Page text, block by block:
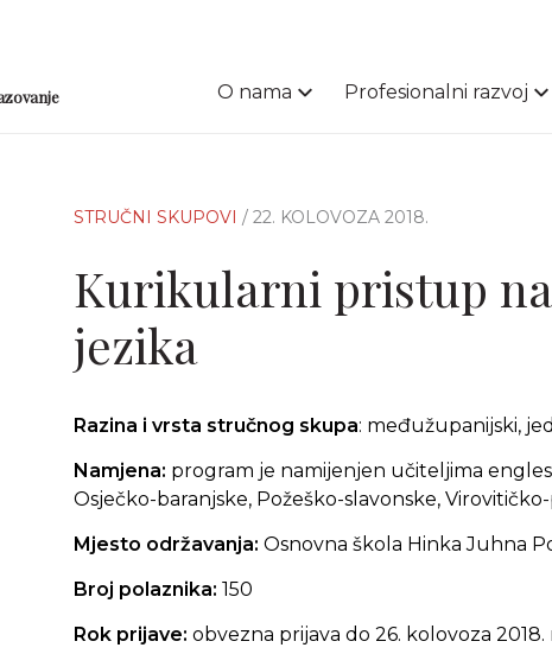
O nama Profesionalni razvoj
STRUČNI SKUPOVI / 22. KOLOVOZA 2018.
Kurikularni pristup
jezika
Razina i vrsta stručnog skupa: međužupanijski,
Namjena: program je namijenjen učiteljima
Osječko-baranjske, Požeško-slavonske,
Mjesto održavanja: Osnovna škola Hinka Juhna
Broj polaznika: 150
Rok prijave: obvezna prijava do 26. kolovoza 2018.